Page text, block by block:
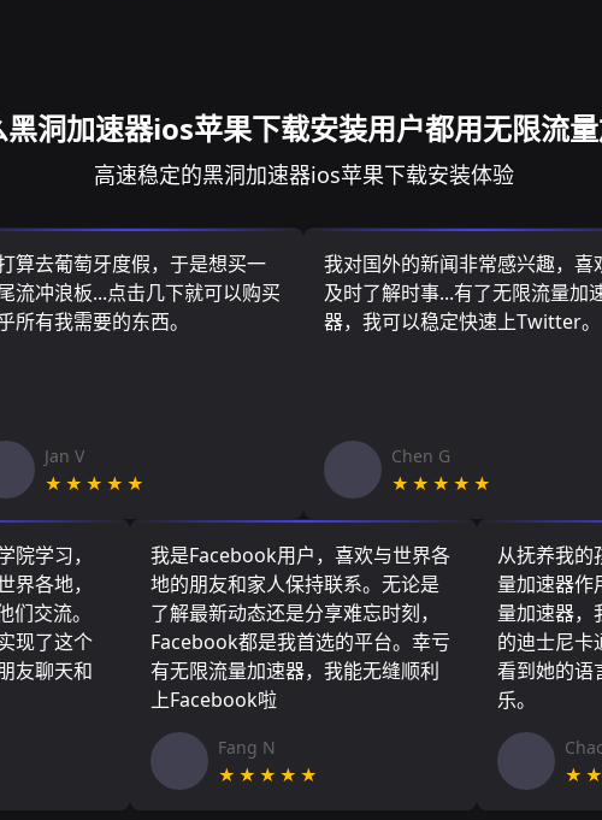
黑洞加速器ios苹果下载安装用户都用无限流
高速稳定的黑洞加速器ios苹果下载安装体验
算去葡萄牙度假，于是想买一
流冲浪板...点击几下就可以购买
所有我需要的东西。
Jan V
★★★★★
我对国外的新闻非常感兴趣，喜
及时了解时事...有了无限流量加
器，我可以稳定快速上Twitter。
Chen G
★★★★★
院学习，
界各地，
交流。
现了这个
友聊天和
我是Facebook用户，喜欢与世界各
地的朋友和家人保持联系。无论是
了解最新动态还是分享难忘时刻，
Facebook都是我首选的平台。幸亏
有无限流量加速器，我能无缝顺利
上Facebook啦
Fang N
★★★★★
从抚养我的
量加速器作
量加速器，
的迪士尼卡
看到她的语
乐。